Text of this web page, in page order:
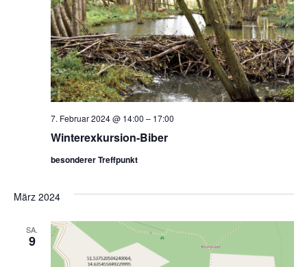
Winterexkursion-Biber
7. Februar 2024 @ 14:00 – 17:00
besonderer Treffpunkt
März 2024
SA.
9